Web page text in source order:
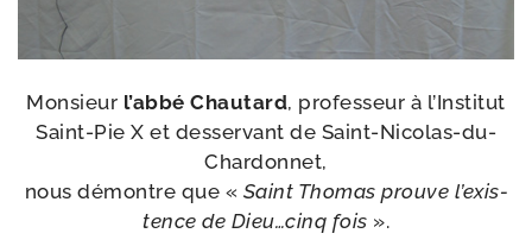
Monsieur l’ab­bé Chautard, pro­fes­seur à l’Institut
Saint-​Pie X et des­ser­vant de Saint-Nicolas-du-
Chardonnet,
nous démontre que « Saint Thomas prouve l’exis­
tence de Dieu…cinq fois ».